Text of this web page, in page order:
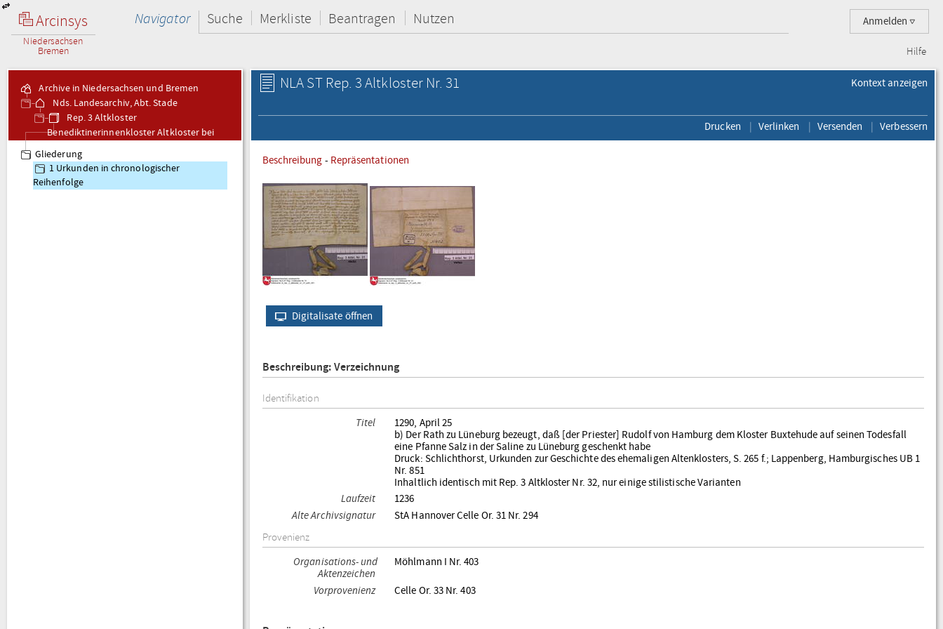
Arcinsys
Niedersachsen
Bremen
Anmelden
Navigator Suche Merkliste Beantragen Nutzen
Hilfe
Archive in Niedersachsen und Bremen
Nds. Landesarchiv, Abt. Stade
Rep. 3 Altkloster
Benediktinerinnenkloster Altkloster bei
Buxtehude - Urkunden
Gliederung
1 Urkunden in chronologischer
Reihenfolge
Kontext anzeigen
NLA ST Rep. 3 Altkloster Nr. 31
Drucken Verlinken Versenden Verbessern
Beschreibung - Repräsentationen
Digitalisate öffnen
Beschreibung: Verzeichnung
Identifikation
Titel
1290, April 25
b) Der Rath zu Lüneburg bezeugt, daß [der Priester] Rudolf von Hamburg dem Kloster Buxtehude auf seinen Todesfall
eine Pfanne Salz in der Saline zu Lüneburg geschenkt habe
Druck: Schlichthorst, Urkunden zur Geschichte des ehemaligen Altenklosters, S. 265 f.; Lappenberg, Hamburgisches UB 1
Nr. 851
Inhaltlich identisch mit Rep. 3 Altkloster Nr. 32, nur einige stilistische Varianten
Laufzeit
1236
Alte Archivsignatur
StA Hannover Celle Or. 31 Nr. 294
Provenienz
Organisations- und
Aktenzeichen
Möhlmann I Nr. 403
Vorprovenienz Celle Or. 33 Nr. 403